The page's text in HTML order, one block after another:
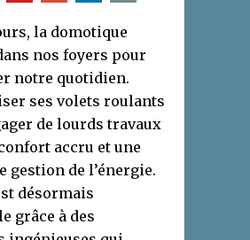
la domotique
nos foyers pour
notre quotidien.
ses volets roulants
de lourds travaux
accru et une
gestion de l’énergie.
désormais
grâce à des